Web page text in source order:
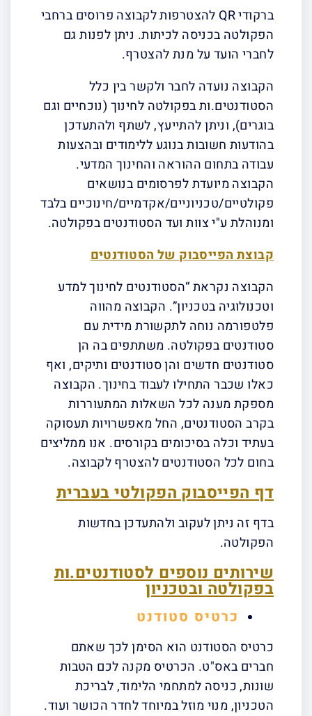
ברקודי QR להצטרפות לקבוצה פרוסים ברחבי
הפקולטה בכניסה לכיתות. ניתן לפנות גם
לחברי הועד על מנת להצטרף.
הקבוצה נועדה לחבר ולקשר בין כלל
הסטודנטים.ות בפקולטה לחינוך (נוכחיים וגם
בוגרים), וניתן להתייעץ, לשתף ולהתעדכן
בהודעות חשובות בנוגע ללימודים ובהצעות
עבודה בתחום ההוראה והחינוך המדעי.
הקבוצה מיועדת לפרסומים בנושאים
פקולטיים/טכניוניים/אקדמיים/חינוכיים בלבד
ומנוהלת ע"י צוות ועד הסטודנטים בפקולטה.
קבוצת הפייסבוק של הסטודנטים
הקבוצה נקראת “הסטודנטים לחינוך למדע
וטכנולוגיה בטכניון”. הקבוצה מהווה
פלטפורמה נוחה לתקשורת מידית עם
סטודנטים בפקולטה. משתתפים בה הן
סטודנטים חדשים והן סטודנטים ותיקים, ואף
כאלו שכבר התחילו לעבוד בחינוך. הקבוצה
מספקת מענה לכל השאלות המתעוררות
בקרב הסטודנטים, החל מאפשרויות תעסוקה
בעתיד וכלה בסיכומים בקורסים. אנו ממליצים
בחום לכל הסטודנטים להצטרף לקבוצה.
דף הפייסבוק הפקולטי בעברית
בדף זה ניתן לעקוב ולהתעדכן בחדשות
הפקולטה.
שירותים נוספים לסטודנטים.ות
בפקולטה ובטכניון
כרטיס סטודנט
כרטיס הסטודנט הוא הסימן לכך שאתם
חברים באס"ט. הכרטיס מקנה לכם הטבות
שונות, כניסה למתחמי הלימוד, לבריכת
הטכניון, מנוי מוזל במיוחד לחדר הכושר ועוד.